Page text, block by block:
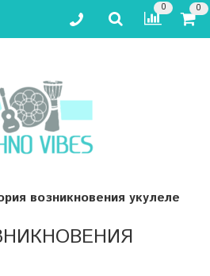
0 0
возникновения укулеле